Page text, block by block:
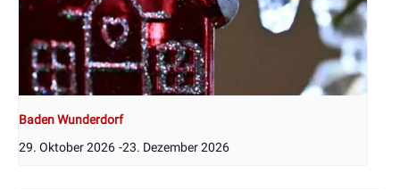
Baden Wunderdorf
29. Oktober 2026 -23. Dezember 2026